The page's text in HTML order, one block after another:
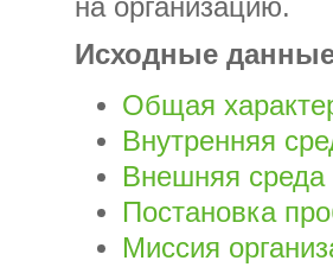
на организацию.
Исходные
Общая
Внутренняя
Внешняя среда
Постановка
Миссия